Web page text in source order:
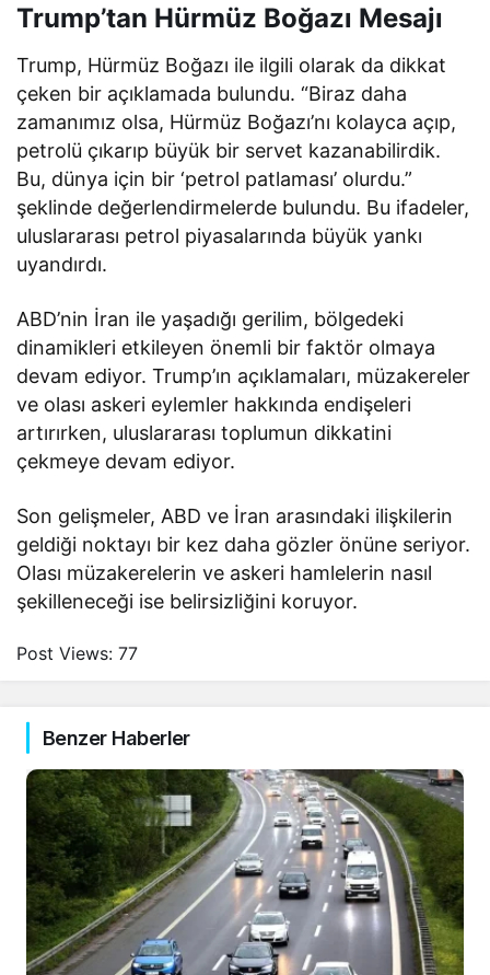
Trump’tan Hürmüz Boğazı Mesajı
Trump, Hürmüz Boğazı ile ilgili olarak da dikkat
çeken bir açıklamada bulundu. “Biraz daha
zamanımız olsa, Hürmüz Boğazı’nı kolayca açıp,
petrolü çıkarıp büyük bir servet kazanabilirdik.
Bu, dünya için bir ‘petrol patlaması’ olurdu.”
şeklinde değerlendirmelerde bulundu. Bu ifadeler,
uluslararası petrol piyasalarında büyük yankı
uyandırdı.
ABD’nin İran ile yaşadığı gerilim, bölgedeki
dinamikleri etkileyen önemli bir faktör olmaya
devam ediyor. Trump’ın açıklamaları, müzakereler
ve olası askeri eylemler hakkında endişeleri
artırırken, uluslararası toplumun dikkatini
çekmeye devam ediyor.
Son gelişmeler, ABD ve İran arasındaki ilişkilerin
geldiği noktayı bir kez daha gözler önüne seriyor.
Olası müzakerelerin ve askeri hamlelerin nasıl
şekilleneceği ise belirsizliğini koruyor.
Post Views: 77
Benzer Haberler